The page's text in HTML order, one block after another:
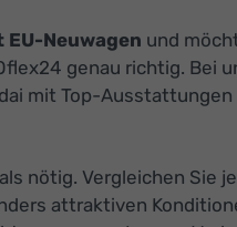
Neuwagen und
genau richtig. Bei
mit Top-
nötig. Vergleichen Sie
attraktiven